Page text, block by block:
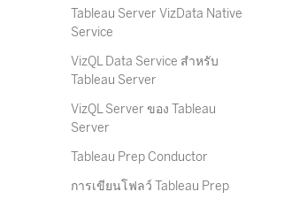
Tableau Server VizData Native
Service
VizQL Data Service สำหรับ
Tableau Server
VizQL Server ของ Tableau
Server
Tableau Prep Conductor
การเขียนโฟลว์ Tableau Prep